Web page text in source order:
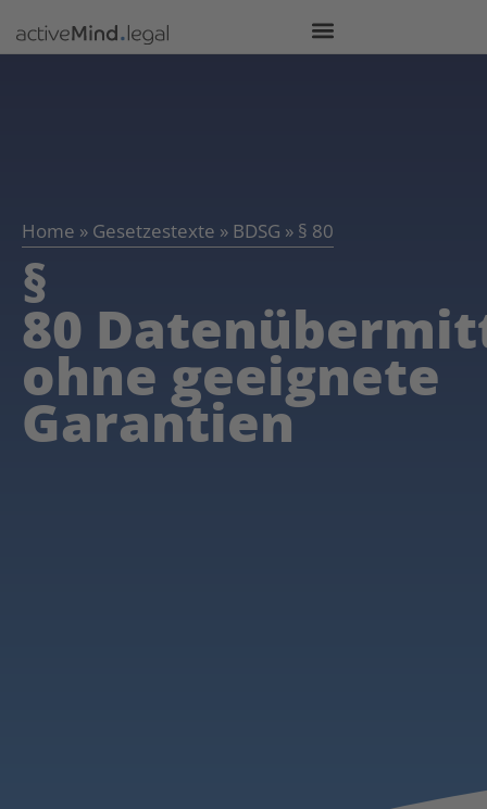
Home » Gesetzestexte » BDSG » § 80
§
80
ohne geeignete
Garantien